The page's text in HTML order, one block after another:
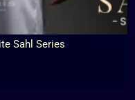
Sahl Series